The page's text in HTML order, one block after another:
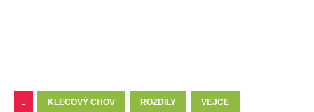
KLECOVÝ CHOV ROZDÍLY VEJCE